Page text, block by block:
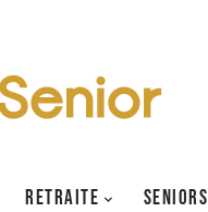
RETRAITE SENIORS